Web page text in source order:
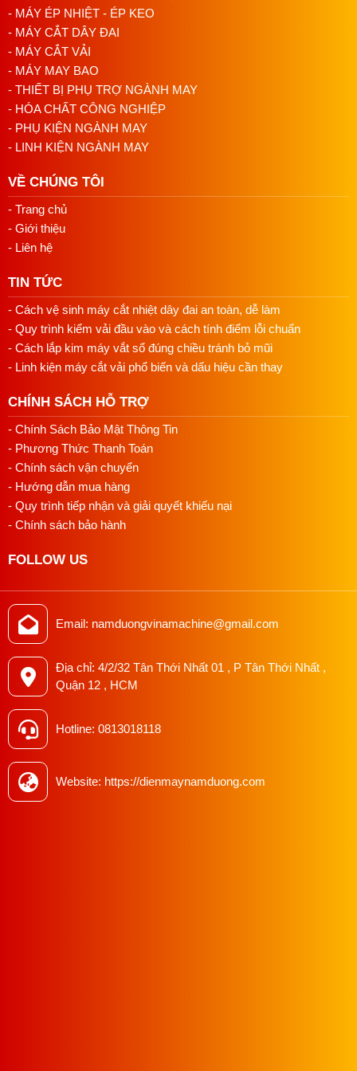
Giá Pegasus M700 có thể thay đổi theo:
Cấu hình chân bàn – motor
- MÁY ÉP NHIỆT - ÉP KEO
- MÁY CẮT DÂY ĐAI
- MÁY CẮT VẢI
- MÁY MAY BAO
- THIẾT BỊ PHỤ TRỢ NGÀNH MAY
- HÓA CHẤT CÔNG NGHIỆP
- PHỤ KIỆN NGÀNH MAY
- LINH KIỆN NGÀNH MAY
VỀ CHÚNG TÔI
- Trang chủ
- Giới thiệu
- Liên hệ
TIN TỨC
- Cách vệ sinh máy cắt nhiệt dây đai an toàn, dễ làm
- Quy trình kiểm vải đầu vào và cách tính điểm lỗi chuẩn
- Cách lắp kim máy vắt sổ đúng chiều tránh bỏ mũi
- Linh kiện máy cắt vải phổ biến và dấu hiệu cần thay
CHÍNH SÁCH HỖ TRỢ
- Chính Sách Bảo Mật Thông Tin
- Phương Thức Thanh Toán
- Chính sách vận chuyển
- Hướng dẫn mua hàng
- Quy trình tiếp nhận và giải quyết khiếu nại
- Chính sách bảo hành
FOLLOW US
Email: namduongvinamachine@gmail.com
Địa chỉ: 4/2/32 Tân Thới Nhất 01 , P Tân Thới Nhất ,
Quận 12 , HCM
Hotline: 0813018118
Website: https://dienmaynamduong.com